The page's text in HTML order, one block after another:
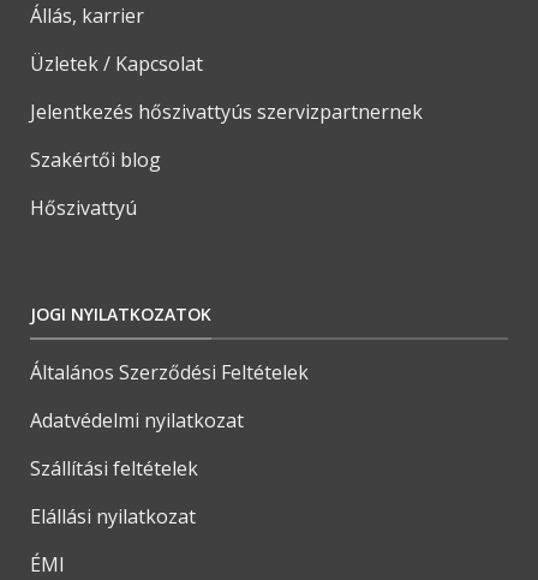
Állás, karrier
Üzletek / Kapcsolat
Jelentkezés hőszivattyús szervizpartnernek
Szakértői blog
Hőszivattyú
JOGI NYILATKOZATOK
Általános Szerződési Feltételek
Adatvédelmi nyilatkozat
Szállítási feltételek
Elállási nyilatkozat
ÉMI